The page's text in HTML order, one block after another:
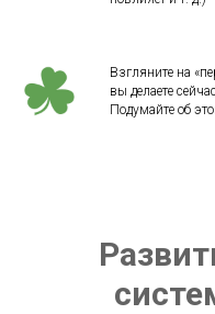
Взгляните на
вы делаете
Подумайте об